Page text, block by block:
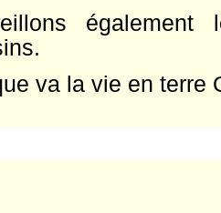
également
va la vie en